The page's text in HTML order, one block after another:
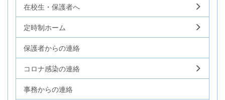
在校生・保護者へ
定時制ホーム
保護者からの連絡
コロナ感染の連絡
事務からの連絡